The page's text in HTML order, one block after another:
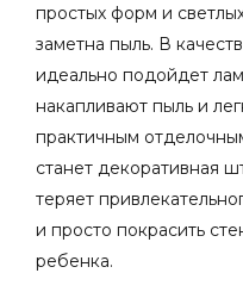
простых форм и
заметна пыль. В
идеально подойдет
накапливают пыль и
практичным
станет декоративная
теряет
и просто покрасить
ребенка.